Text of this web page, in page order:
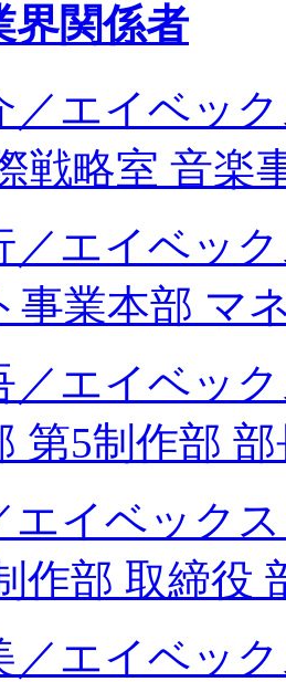
界関係者
／エイベッ
戦略室 音楽
／エイベッ
事業本部 マ
／エイベッ
第5制作部 部
エイベック
作部 取締役
／エイベッ